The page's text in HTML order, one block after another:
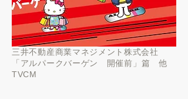
三井不動産商業マネジメント株式会社
「 アルパークバーゲン 開催前」篇 他
TVCM